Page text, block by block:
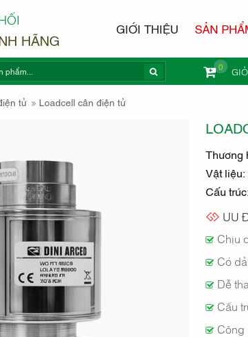
HÃNG
GIỚI THIỆU SẢN
0
tử Loadcell cân điện tử
Thương
Vật liệu:
Cấu
ƯU
Chịu
Có
Dễ
Cấu
Công